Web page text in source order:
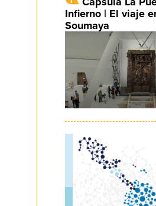
Infierno | El viaje
Soumaya